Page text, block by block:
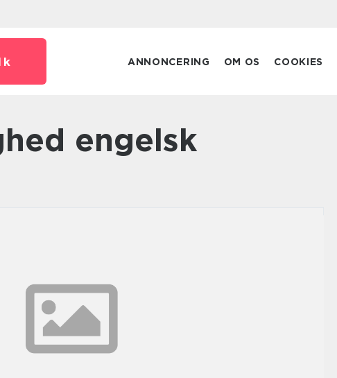
ANNONCERING OM OS COOKIES
engelsk